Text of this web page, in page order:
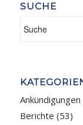
SUCHE
Ankündigungen
Berichte (53)